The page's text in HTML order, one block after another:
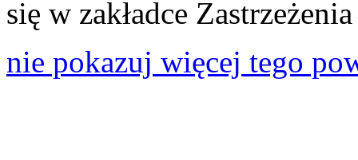
się w zakładce
nie pokazuj więcej tego